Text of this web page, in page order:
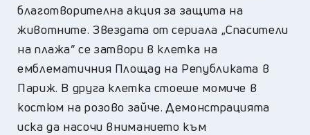
благотворителна акция за защита на
животните. Звездата от сериала „Спасители
на плажа” се затвори в клетка на
емблематичния Площад на Републиката в
Париж. В друга клетка стоеше момиче в
костюм на розово зайче. Демонстрацията
иска да насочи вниманието към